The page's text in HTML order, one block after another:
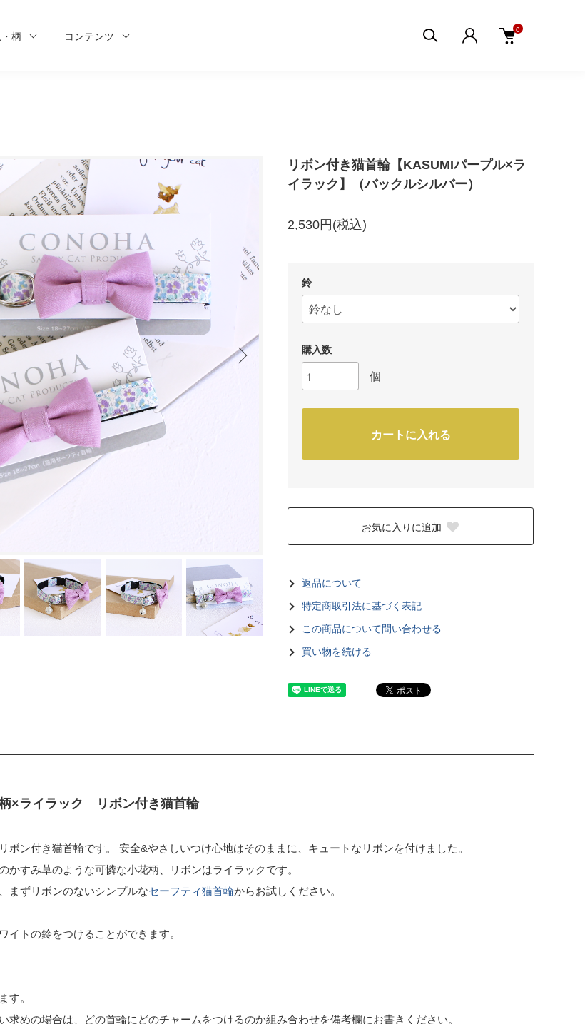
柄 コンテンツ 0
リボン付き猫首輪【KASUMIパープル×ラ
イラック】（バックルシルバー）
2,530円(税込)
鈴
購入数
個
カートに入れる
お気に入りに追加
返品について
特定商取引法に基づく表記
この商品について問い合わせる
買い物を続ける
×ライラック リボン付き猫首輪
ボン付き猫首輪です。 安全&やさしいつけ心地はそのままに、キュートなリボンを付けました。
かすみ草のような可憐な小花柄、リボンはライラックです。
まずリボンのないシンプルなセーフティ猫首輪からお試しください。
イトの鈴をつけることができます。
す。
求めの場合は、どの首輪にどのチャームをつけるのか組み合わせを備考欄にお書きください。